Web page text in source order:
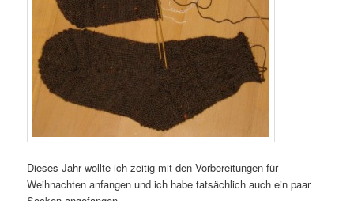
Dieses Jahr wollte ich zeitig mit den Vorbereitungen für
Weihnachten anfangen und ich habe tatsächlich auch ein paar